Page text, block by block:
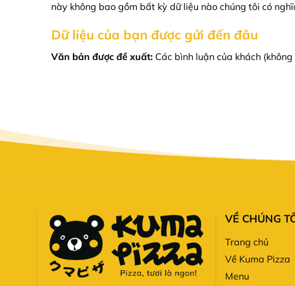
này không bao gồm bất kỳ dữ liệu nào chúng tôi có
Dữ liệu của bạn được gửi đến đâu
Văn bản được đề xuất: Các bình luận của khách
VỀ CHÚNG
Trang chủ
Về Kuma Pizza
Menu